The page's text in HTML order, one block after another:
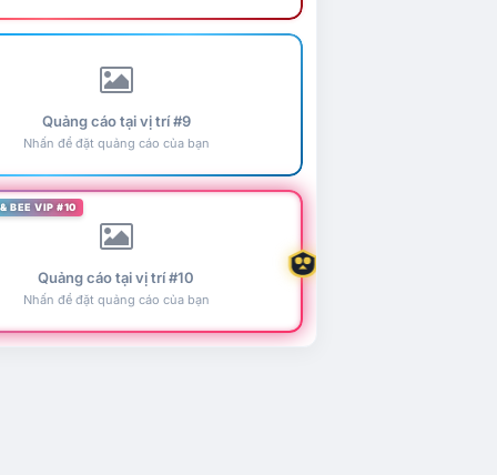
Quảng cáo tại vị trí #9
Nhấn để đặt quảng cáo của bạn
BEE VIP #10
Quảng cáo tại vị trí #10
Nhấn để đặt quảng cáo của bạn